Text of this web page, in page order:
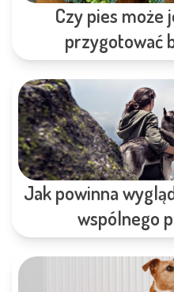
Czy pies może
przygotować
Jak powinna
wspólnego